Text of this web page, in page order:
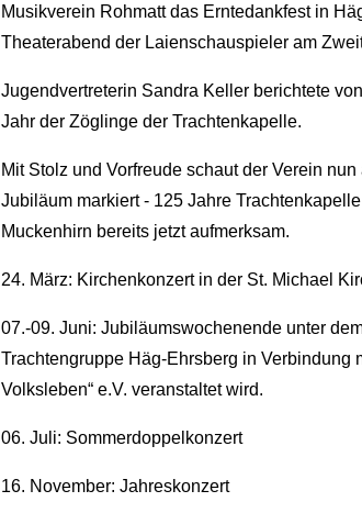
Musikverein Rohmatt das Erntedankfest in
Theaterabend der Laienschauspieler am
Jugendvertreterin Sandra Keller berichtete
Jahr der Zöglinge der Trachtenkapelle.
Mit Stolz und Vorfreude schaut der Verein
Jubiläum markiert - 125 Jahre
Muckenhirn bereits jetzt aufmerksam.
24. März: Kirchenkonzert in der St. Michael
07.-09. Juni: Jubiläumswochenende unter
Trachtengruppe Häg-Ehrsberg in Verbindung
Volksleben“ e.V. veranstaltet wird.
06. Juli: Sommerdoppelkonzert
16. November: Jahreskonzert